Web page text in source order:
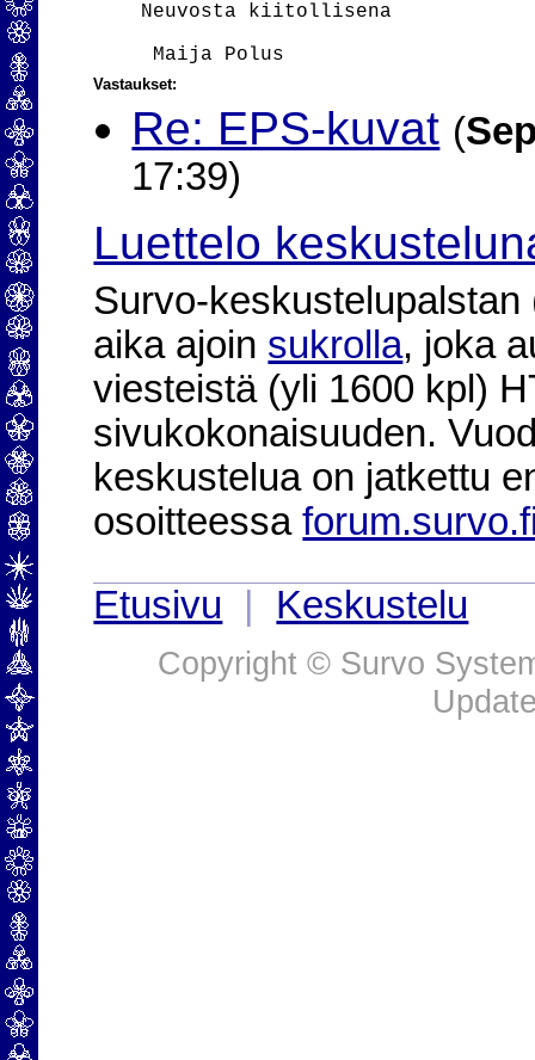
    Neuvosta kiitollisena
Vastaukset:
Re: EPS-kuvat (
17:39)
Luettelo
Survo-
aika ajoin sukrolla, joka
viesteistä (yli 1600 kpl)
sivukokonaisuuden.
keskustelua on jatkettu
osoitteessa
Etusivu
Keskustelu
Copyright © Survo